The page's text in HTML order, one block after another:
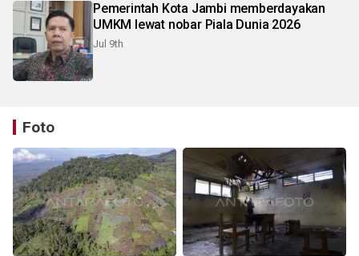
Pemerintah Kota Jambi memberdayakan
UMKM lewat nobar Piala Dunia 2026
Jul 9th
Foto